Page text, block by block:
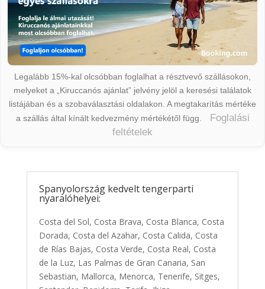
Legalább 15%-kal olcsóbban foglalhat a résztvevő szállásokon,
melyeket a „Kiruccanós ajánlat” jelvény jelöl a keresési találatok
listájában és a szobaválasztási oldalakon. A megtakarítás mértéke
a szállás által kínált kedvezmény mértékétől függ.
Foglalási
feltételek
Spanyolország kedvelt tengerparti
nyaralóhelyei:
Costa del Sol, Costa Brava, Costa Blanca, Costa
Dorada, Costa del Azahar, Costa Calida, Costa
de Rías Bajas, Costa Verde, Costa Real, Costa
de la Luz, Las Palmas de Gran Canaria, San
Sebastian, Mallorca, Menorca, Tenerife, Sitges,